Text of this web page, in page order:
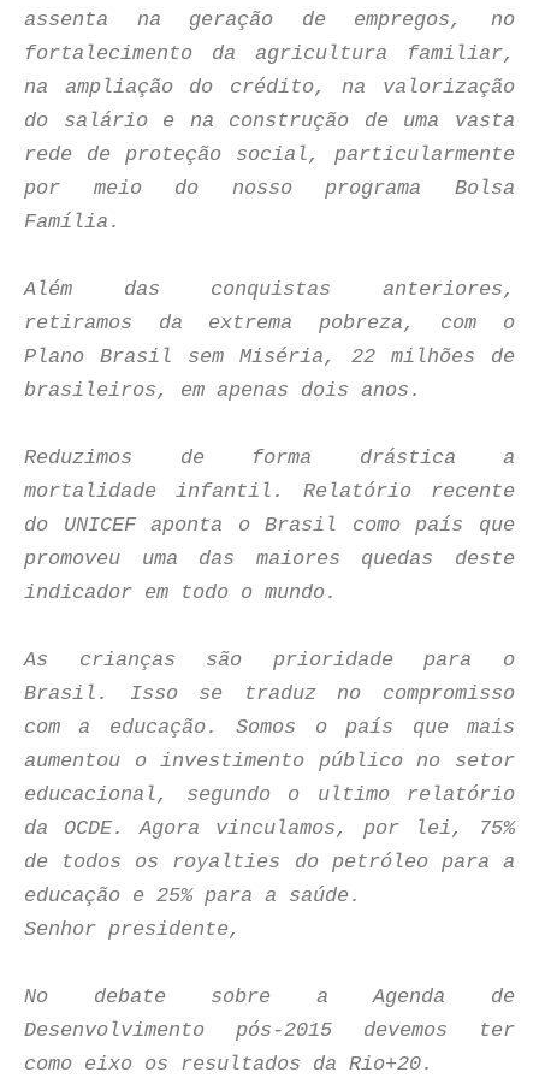
assenta na geração de empregos, no
fortalecimento da agricultura familiar,
na ampliação do crédito, na valorização
do salário e na construção de uma vasta
rede de proteção social, particularmente
por meio do nosso programa Bolsa
Família.
Além das conquistas anteriores,
retiramos da extrema pobreza, com o
Plano Brasil sem Miséria, 22 milhões de
brasileiros, em apenas dois anos.
Reduzimos de forma drástica a
mortalidade infantil. Relatório recente
do UNICEF aponta o Brasil como país que
promoveu uma das maiores quedas deste
indicador em todo o mundo.
As crianças são prioridade para o
Brasil. Isso se traduz no compromisso
com a educação. Somos o país que mais
aumentou o investimento público no setor
educacional, segundo o ultimo relatório
da OCDE. Agora vinculamos, por lei, 75%
de todos os royalties do petróleo para a
educação e 25% para a saúde.
Senhor presidente,
No debate sobre a Agenda de
Desenvolvimento pós-2015 devemos ter
como eixo os resultados da Rio+20.